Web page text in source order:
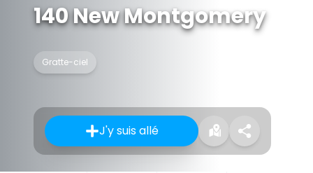
140 New Montgomery
Gratte-ciel
J'y suis allé